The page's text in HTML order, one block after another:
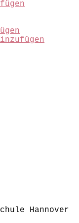
Hannover